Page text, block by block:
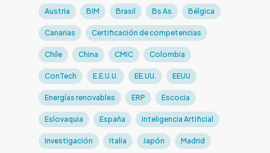
Austria BIM Brasil Bs As Bélgica
Canarias Certificación de competencias
Chile China CMIC Colombia
ConTech E.E.U.U. EE.UU. EEUU
Energías renovables ERP Escocia
Eslovaquia España Inteligencia Artificial
Investigación Italia Japón Madrid